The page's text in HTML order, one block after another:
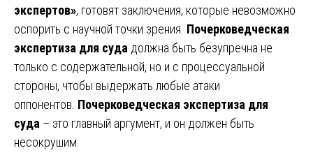
экспертов», готовят заключения, которые невозможно
оспорить с научной точки зрения. Почерковедческая
экспертиза для суда должна быть безупречна не
только с содержательной, но и с процессуальной
стороны, чтобы выдержать любые атаки
оппонентов. Почерковедческая экспертиза для
суда – это главный аргумент, и он должен быть
несокрушим.